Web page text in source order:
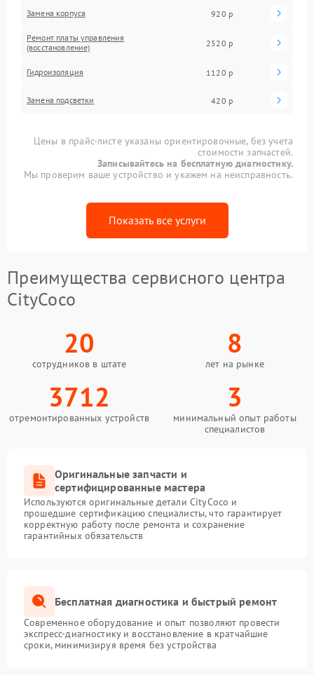
Замена корпуса 920 р
Ремонт платы управления
(восстановление)
2520 р
Гидроизоляция 1120 р
Замена подсветки 420 р
Цены в прайс-листе указаны ориентировочные, без учета
стоимости запчастей.
Записывайтесь на бесплатную диагностику.
Мы проверим ваше устройство и укажем на неисправность.
Показать все услуги
Преимущества сервисного центра
CityCoco
20
сотрудников в штате
8
лет на рынке
3712
отремонтированных устройств
3
минимальный опыт работы
специалистов
Оригинальные запчасти и
сертифицированные мастера
Используются оригинальные детали CityCoco и
прошедшие сертификацию специалисты, что гарантирует
корректную работу после ремонта и сохранение
гарантийных обязательств
Бесплатная диагностика и быстрый ремонт
Современное оборудование и опыт позволяют провести
экспресс-диагностику и восстановление в кратчайшие
сроки, минимизируя время без устройства